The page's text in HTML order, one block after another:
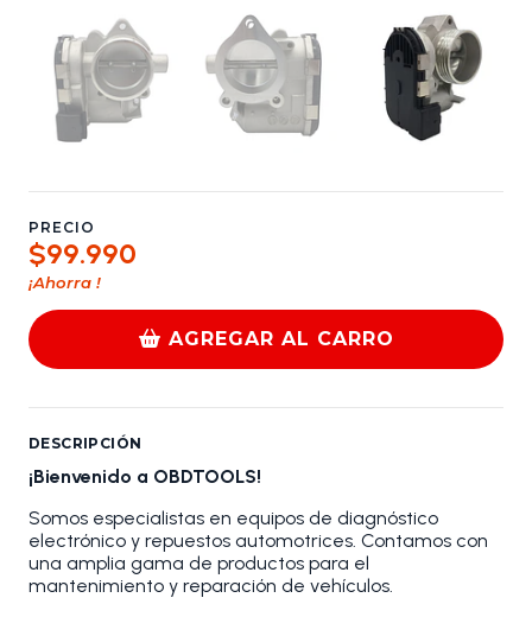
PRECIO
$99.990
¡Ahorra !
AGREGAR AL CARRO
DESCRIPCIÓN
¡Bienvenido a OBDTOOLS!
Somos especialistas en equipos de diagnóstico
electrónico y repuestos automotrices. Contamos con
una amplia gama de productos para el
mantenimiento y reparación de vehículos.